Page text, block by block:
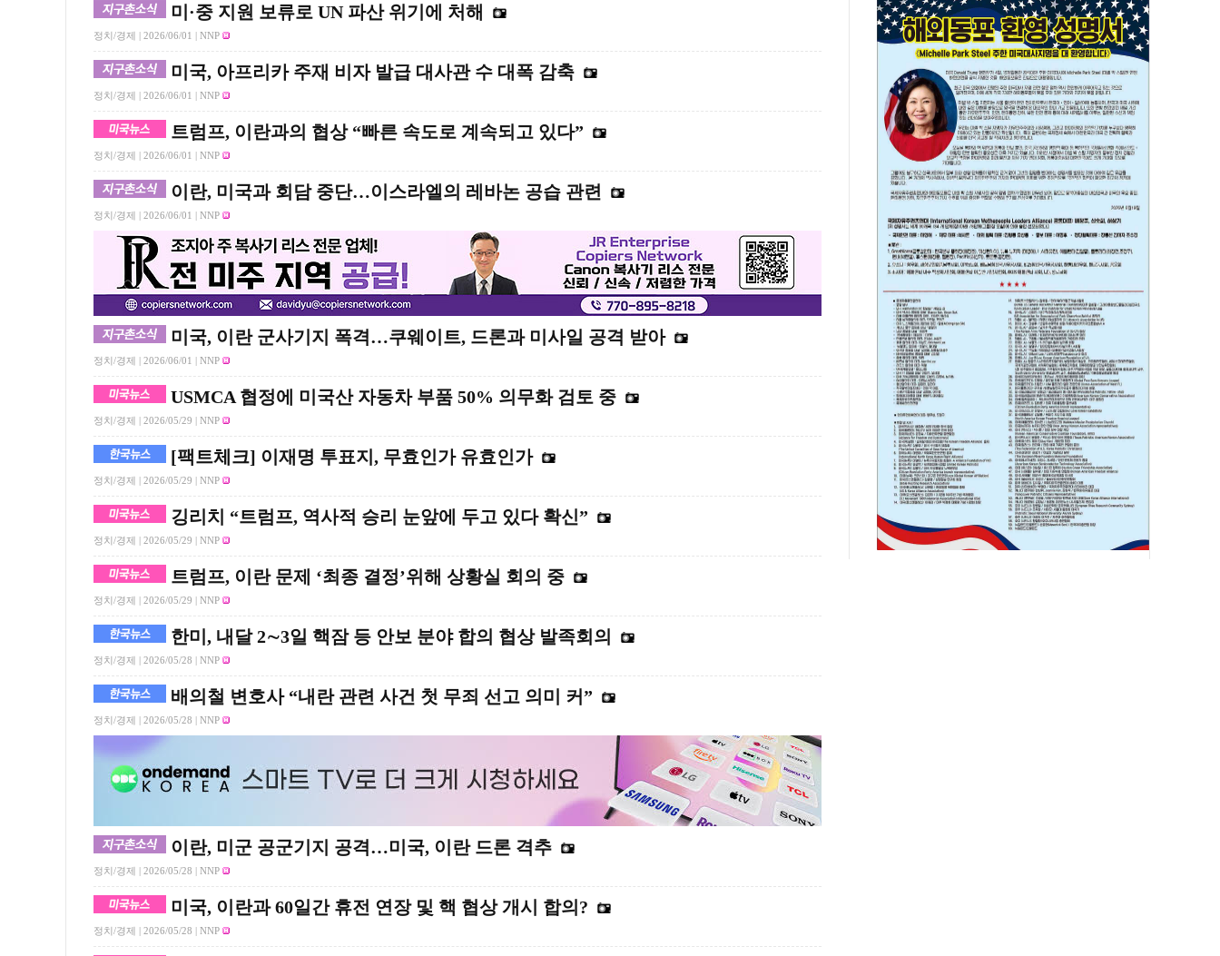
미·중 지원 보류로 UN 파산 위기에 처해
정치/경제 | 2026/06/01 | NNP
미국, 아프리카 주재 비자 발급 대사관 수 대폭 감축
정치/경제 | 2026/06/01 | NNP
트럼프, 이란과의 협상 “빠른 속도로 계속되고 있다”
정치/경제 | 2026/06/01 | NNP
이란, 미국과 회담 중단…이스라엘의 레바논 공습 관련
정치/경제 | 2026/06/01 | NNP
미국, 이란 군사기지 폭격…쿠웨이트, 드론과 미사일 공격 받아
정치/경제 | 2026/06/01 | NNP
USMCA 협정에 미국산 자동차 부품 50% 의무화 검토 중
정치/경제 | 2026/05/29 | NNP
[팩트체크] 이재명 투표지, 무효인가 유효인가
정치/경제 | 2026/05/29 | NNP
깅리치 “트럼프, 역사적 승리 눈앞에 두고 있다 확신”
정치/경제 | 2026/05/29 | NNP
트럼프, 이란 문제 ‘최종 결정’위해 상황실 회의 중
정치/경제 | 2026/05/29 | NNP
한미, 내달 2∼3일 핵잠 등 안보 분야 합의 협상 발족회의
정치/경제 | 2026/05/28 | NNP
배의철 변호사 “내란 관련 사건 첫 무죄 선고 의미 커”
정치/경제 | 2026/05/28 | NNP
이란, 미군 공군기지 공격…미국, 이란 드론 격추
정치/경제 | 2026/05/28 | NNP
미국, 이란과 60일간 휴전 연장 및 핵 협상 개시 합의?
정치/경제 | 2026/05/28 | NNP